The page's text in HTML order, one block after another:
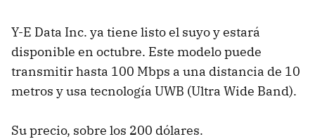
Y-E Data Inc. ya tiene listo el suyo y estará
disponible en octubre. Este modelo puede
transmitir hasta 100 Mbps a una distancia de 10
metros y usa tecnología UWB (Ultra Wide Band).
Su precio, sobre los 200 dólares.